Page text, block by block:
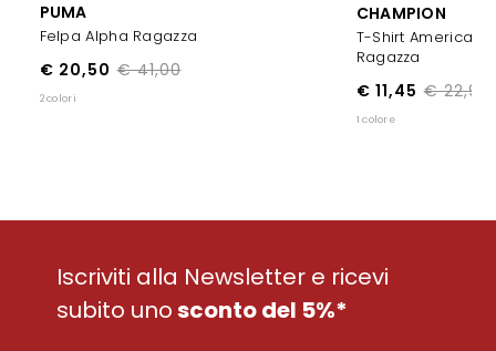
PUMA
Felpa Alpha Ragazza
€ 41,00
€ 20,50
2 colori
CHAMPION
T-Shirt American
Ragazza
€ 22,95
€ 11,45
1 colore
Iscriviti alla Newsletter e ricevi
subito unosconto del 5%*